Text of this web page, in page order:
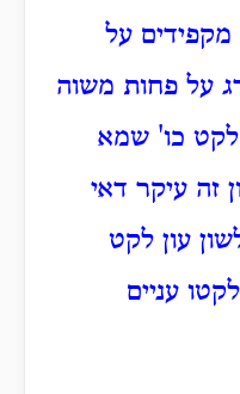
מקפידים על
על פחות משוה
לקט כו' שמא
זה עיקר דאי
עון לקט
עניים